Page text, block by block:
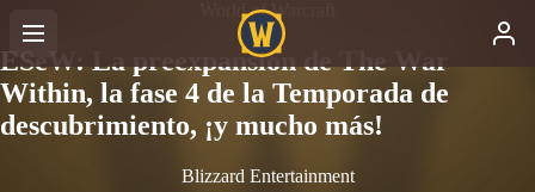
World of Warcraft
ESeW: La preexpansión de The War
Within, la fase 4 de la Temporada de
descubrimiento, ¡y mucho más!
Blizzard Entertainment